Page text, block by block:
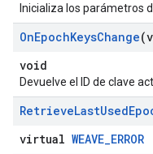
Inicializa los parámetros
OnEpochKeysChange
void
Devuelve el ID de clave
RetrieveLastUsed
virtual WEAVE_ERROR